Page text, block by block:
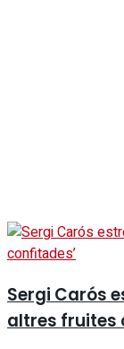
Sergi Carós
altres fruites